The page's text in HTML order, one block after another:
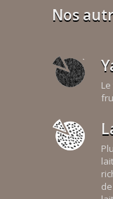
Nos